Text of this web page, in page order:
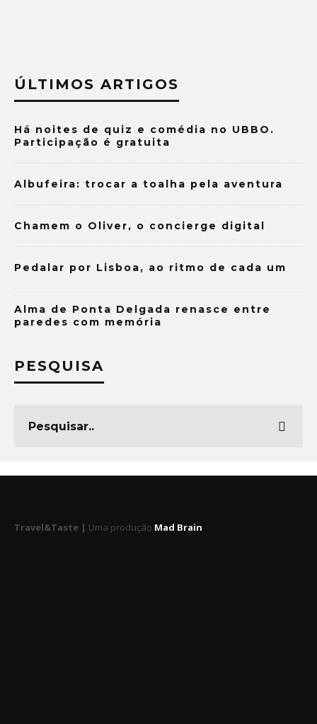
ÚLTIMOS ARTIGOS
Há noites de quiz e comédia no UBBO.
Participação é gratuita
Albufeira: trocar a toalha pela aventura
Chamem o Oliver, o concierge digital
Pedalar por Lisboa, ao ritmo de cada um
Alma de Ponta Delgada renasce entre
paredes com memória
PESQUISA
Travel&Taste | Uma produção Mad Brain